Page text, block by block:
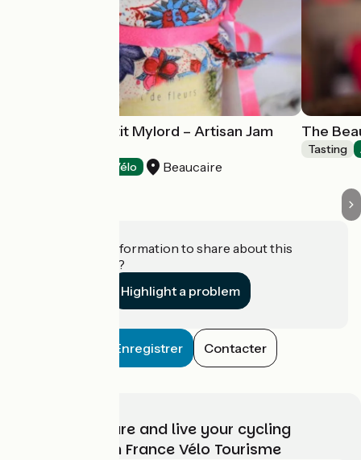
Domaine du Petit Mylord – Artisan Jam
Accueil Vélo Beaucaire
The
Tasting
Do you have information to share about this
establishment?
Highlight a problem
Enregistrer Contacter
Choose, prepare and live your cycling
adventure with France Vélo Tourisme